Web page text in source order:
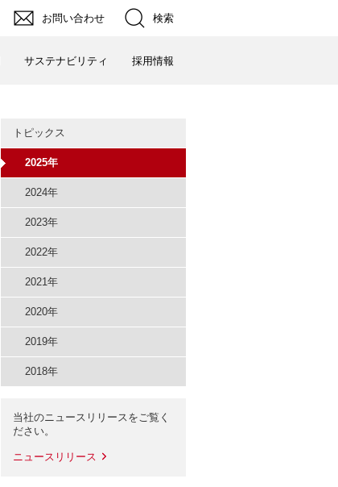
お問い合わせ 検索
サステナビリティ 採用情報
トピックス
2025年
2024年
2023年
2022年
2021年
2020年
2019年
2018年
当社のニュースリリースをご覧く
ださい。
ニュースリリース